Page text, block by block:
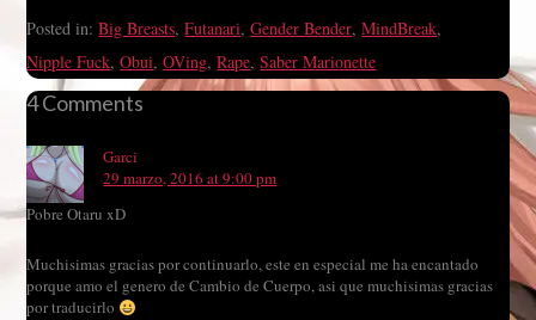
Posted in:Big Breasts,Futanari,Gender Bender,MindBreak,
Nipple Fuck,Obui,OVing,Rape,Saber Marionette
4 Comments
Garci
29 marzo, 2016 at 9:00 pm
Pobre Otaru xD
Muchisimas gracias por continuarlo, este en especial me ha encantado
porque amo el genero de Cambio de Cuerpo, asi que muchisimas gracias
por traducirlo